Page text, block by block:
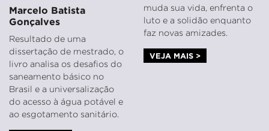
Marcelo Batista
Gonçalves
Resultado de uma
dissertação de mestrado, o
livro analisa os desafios do
saneamento básico no
Brasil e a universalização
do acesso à água potável e
ao esgotamento sanitário.
muda sua vida, enfrenta o
luto e a solidão enquanto
faz novas amizades.
VEJA MAIS >